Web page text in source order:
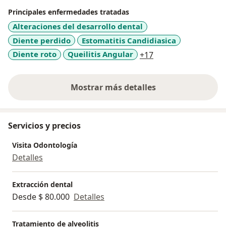
Principales enfermedades tratadas
Alteraciones del desarrollo dental
Diente perdido
Estomatitis Candidiasica
Diente roto
Queilitis Angular +17
Mostrar más detalles
sobre la experiencia
Servicios y precios
Visita Odontología
Detalles
Extracción dental
Desde $ 80.000 Detalles
Tratamiento de alveolitis